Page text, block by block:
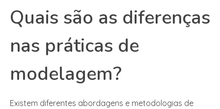
Quais são as diferenças
nas práticas de
modelagem?
Existem diferentes abordagens e metodologias de